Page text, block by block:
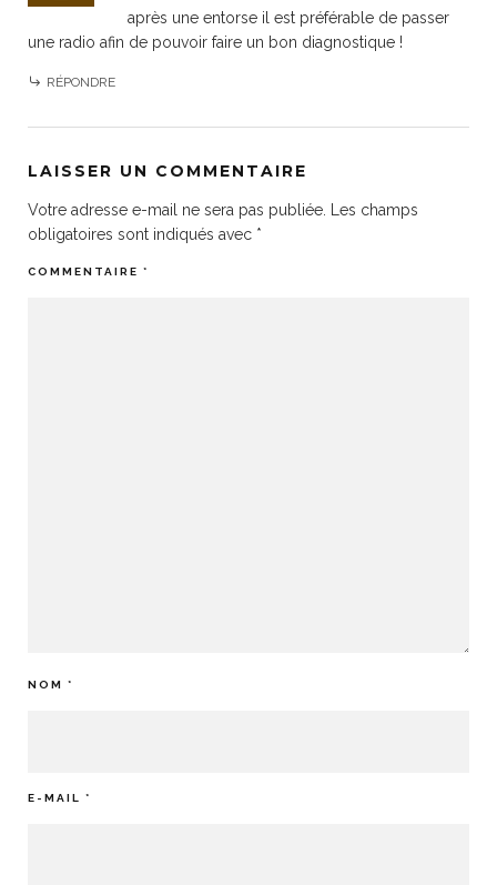
après une entorse il est préférable de passer
une radio afin de pouvoir faire un bon diagnostique !
RÉPONDRE
LAISSER UN COMMENTAIRE
Votre adresse e-mail ne sera pas publiée.
Les champs
obligatoires sont indiqués avec *
COMMENTAIRE *
NOM *
E-MAIL *